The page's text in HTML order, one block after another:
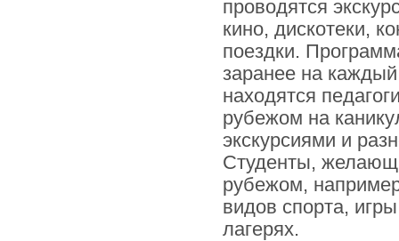
проводятся
кино, дискотеки,
поездки.
заранее на
находятся
рубежом на
экскурсиями и
Студенты,
рубежом,
видов спорта,
лагерях.